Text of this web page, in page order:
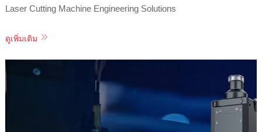
Laser Cutting Machine Engineering Solutions
ดูเพิ่มเติม